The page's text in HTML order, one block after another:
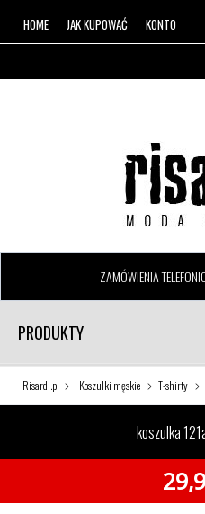
HOME JAK KUPOWAĆ KONTO
ZAMÓWIENIA
PRODUKTY
Risardi.pl Koszulki męskie T-shirty
koszulka